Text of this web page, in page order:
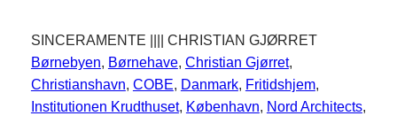
SINCERAMENTE |||| CHRISTIAN GJØRRET
Børnebyen, Børnehave, Christian Gjørret
Christianshavn, COBE, Danmark, Fritidshjem
Institutionen Krudthuset, København, Nord Architects